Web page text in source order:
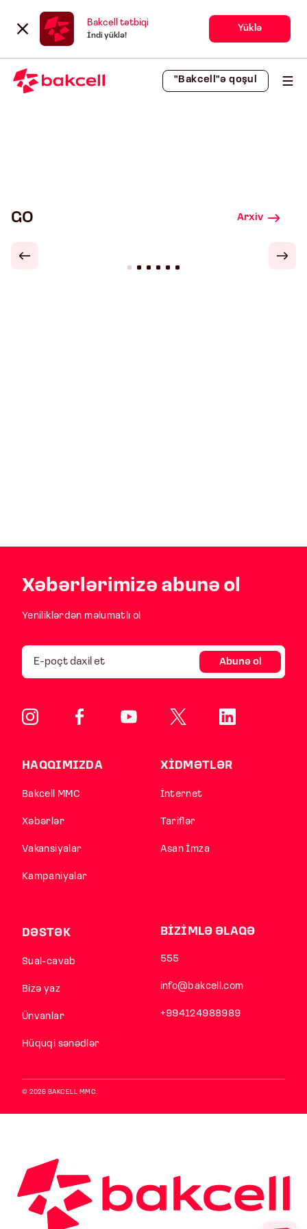
Bakcell tətbiqi
İndi yüklə!
Yüklə
"Bakcell"ə qoşul
GO Arxiv
Xəbərlərimizə abunə ol
Yeniliklərdən məlumatlı ol
Abunə ol
HAQQIMIZDA
Bakcell MMC
Xəbərlər
Vakansiyalar
Kampaniyalar
XİDMƏTLƏR
İnternet
Tariflər
Asan İmza
DƏSTƏK
Sual-cavab
Bizə yaz
Ünvanlar
Hüquqi sənədlər
BİZİMLƏ ƏLAQƏ
555
info@bakcell.com
+994124988989
© 2026 BAKCELL MMC.